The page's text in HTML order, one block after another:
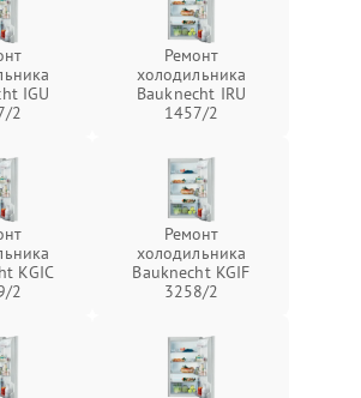
IGU
2
Ремонт
холодильника
Bauknecht IRU
1457/2
KGIC
2
Ремонт
холодильника
Bauknecht KGIF
3258/2